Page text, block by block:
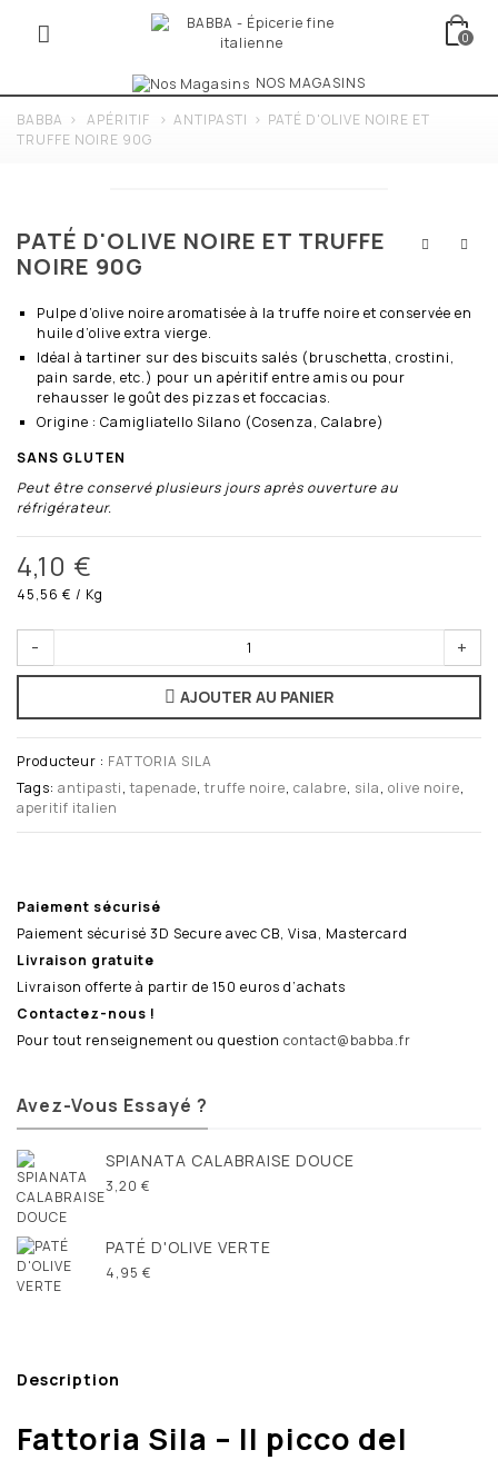
0
NOS MAGASINS
BABBA > APÉRITIF > ANTIPASTI > PATÉ D'OLIVE NOIRE ET
TRUFFE NOIRE 90G
PATÉ D'OLIVE NOIRE ET TRUFFE
NOIRE 90G
Pulpe d’olive noire aromatisée à la truffe noire et conservée en
huile d’olive extra vierge.
Idéal à tartiner sur des biscuits salés (bruschetta, crostini,
pain sarde, etc.) pour un apéritif entre amis ou pour
rehausser le goût des pizzas et foccacias.
Origine : Camigliatello Silano (Cosenza, Calabre)
SANS GLUTEN
Peut être conservé plusieurs jours après ouverture au
réfrigérateur.
4,10 €
45,56 € / Kg
- +
AJOUTER AU PANIER
Producteur : FATTORIA SILA
Tags: antipasti,tapenade,truffe noire, calabre, sila, olive noire,
aperitif italien
Paiement sécurisé
Paiement sécurisé 3D Secure avec CB, Visa, Mastercard
Livraison gratuite
Livraison offerte à partir de 150 euros d’achats
Contactez-nous !
Pour tout renseignement ou question contact@babba.fr
Avez-Vous Essayé ?
SPIANATA CALABRAISE DOUCE
3,20 €
PATÉ D'OLIVE VERTE
4,95 €
Description
Fattoria Sila – Il picco del